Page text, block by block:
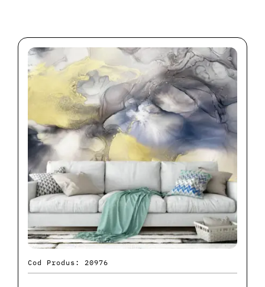
Cod Produs: 20976